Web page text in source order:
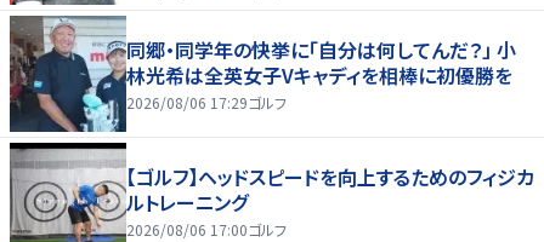
同郷・同学年の快挙に「自分は何してんだ？」 小
林光希は全英女子Vキャディを相棒に初優勝を
2026/08/06 17:29ゴルフ
【ゴルフ】ヘッドスピードを向上するためのフィジカ
ルトレーニング
2026/08/06 17:00ゴルフ